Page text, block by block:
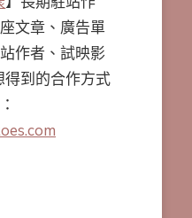
文章、廣告單
作者、試映影
得到的合作方式